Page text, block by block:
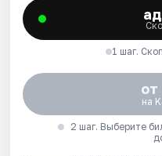
1 шаг.
на
2 шаг. Выберите